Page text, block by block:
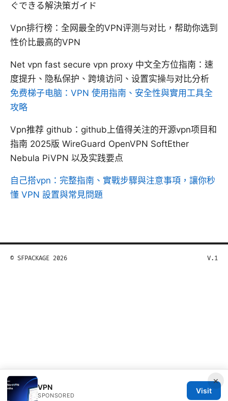
ぐできる解決策ガイド
Vpn排行榜：全网最全的VPN评测与对比，帮助你选到
性价比最高的VPN
Net vpn fast secure vpn proxy 中文全方位指南：速
度提升、隐私保护、跨境访问、设置实操与对比分析
免费梯子电脑：VPN 使用指南、安全性與實用工具全
攻略
Vpn推荐 github：github上值得关注的开源vpn项目和
指南 2025版 WireGuard OpenVPN SoftEther
Nebula PiVPN 以及实践要点
自己搭vpn：完整指南、實戰步驟與注意事項，讓你秒
懂 VPN 設置與常見問題
×
VPN
SPONSORED
Visit
© SFPACKAGE 2026 V.1